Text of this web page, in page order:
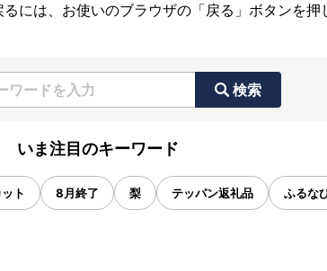
には、お使いのブラウザの「戻る」ボタンを押
検索
いま注目のキーワード
ト 8月終了 梨 テッパン返礼品 ふるな